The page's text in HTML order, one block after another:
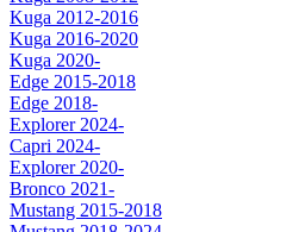
Kuga 2012-2016
Kuga 2016-2020
Kuga 2020-
Edge 2015-2018
Edge 2018-
Explorer 2024-
Capri 2024-
Explorer 2020-
Bronco 2021-
Mustang 2015-2018